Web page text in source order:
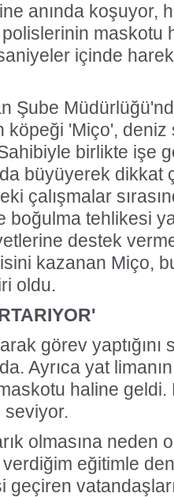
anında koşuyor,
maskotu
içinde
Şube
köpeği 'Miço',
birlikte işe
büyüyerek dikkat
çalışmalar
boğulma tehlikesi
destek
kazanan Miço,
oldu.
görev
Ayrıca yat
haline
seviyor.
olmasına neden
verdiğim eğitimle